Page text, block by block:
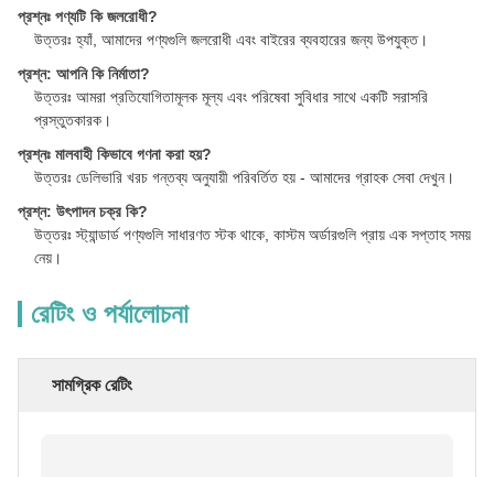
প্রশ্নঃ পণ্যটি কি জলরোধী?
উত্তরঃ হ্যাঁ, আমাদের পণ্যগুলি জলরোধী এবং বাইরের ব্যবহারের জন্য উপযুক্ত।
প্রশ্ন: আপনি কি নির্মাতা?
উত্তরঃ আমরা প্রতিযোগিতামূলক মূল্য এবং পরিষেবা সুবিধার সাথে একটি সরাসরি
প্রস্তুতকারক।
প্রশ্নঃ মালবাহী কিভাবে গণনা করা হয়?
উত্তরঃ ডেলিভারি খরচ গন্তব্য অনুযায়ী পরিবর্তিত হয় - আমাদের গ্রাহক সেবা দেখুন।
প্রশ্ন: উৎপাদন চক্র কি?
উত্তরঃ স্ট্যান্ডার্ড পণ্যগুলি সাধারণত স্টক থাকে, কাস্টম অর্ডারগুলি প্রায় এক সপ্তাহ সময়
নেয়।
রেটিং ও পর্যালোচনা
সামগ্রিক রেটিং